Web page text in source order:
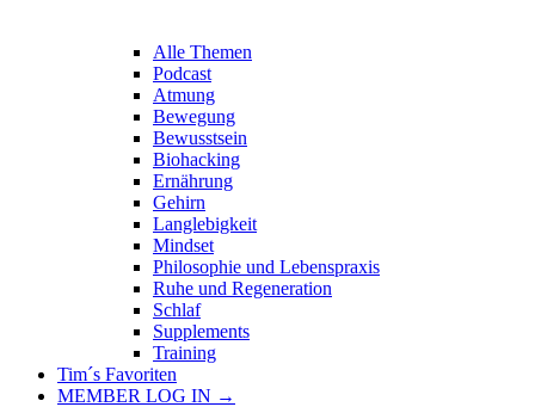
Alle Themen
Podcast
Atmung
Bewegung
Bewusstsein
Biohacking
Ernährung
Gehirn
Langlebigkeit
Mindset
Philosophie und Lebenspraxis
Ruhe und Regeneration
Schlaf
Supplements
Training
Tim´s Favoriten
MEMBER LOG IN →